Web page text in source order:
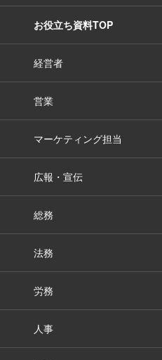
お役立ち資料TOP
経営者
営業
マーケティング担当
広報・宣伝
総務
法務
労務
人事